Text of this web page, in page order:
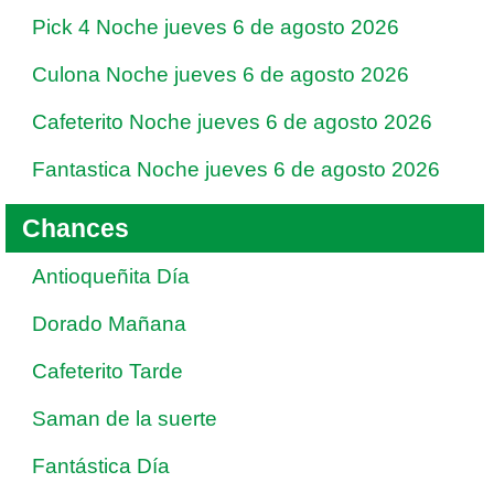
Pick 4 Noche jueves 6 de agosto 2026
Culona Noche jueves 6 de agosto 2026
Cafeterito Noche jueves 6 de agosto 2026
Fantastica Noche jueves 6 de agosto 2026
Chances
Antioqueñita Día
Dorado Mañana
Cafeterito Tarde
Saman de la suerte
Fantástica Día